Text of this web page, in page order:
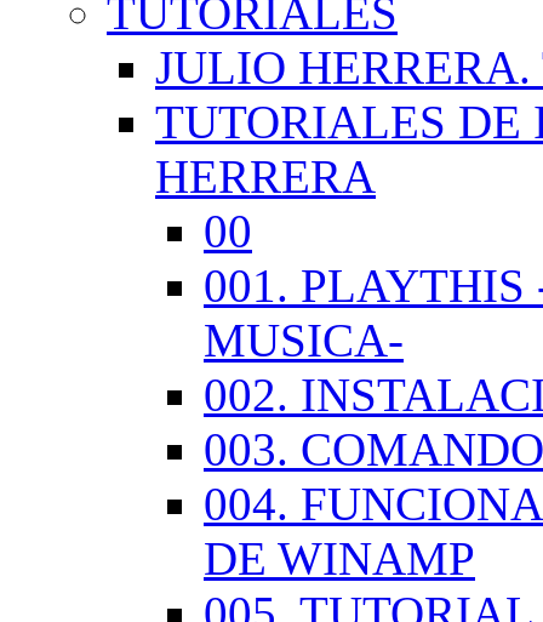
TUTORIALES
JULIO
TUTORIALES DE
HERRERA
00
001. PLAYTHIS
MUSICA-
002.
003.
004.
DE WINAMP